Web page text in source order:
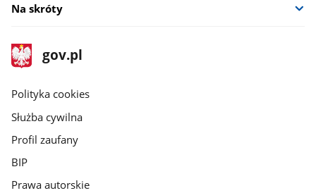
Na skróty
stopka
gov.pl
Strona
gov.pl
gov.pl
Polityka cookies
Służba cywilna
Profil zaufany
BIP
Prawa autorskie